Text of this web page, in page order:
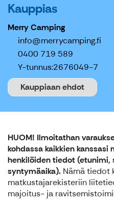
Kauppias
Merry Camping
info@merrycamping.fi
0400 719 589
Y-tunnus:2676049-7
Kauppiaan ehdot
HUOM! Ilmoitathan
kohdassa kaikkien kanssasi
henkilöiden tiedot (etunimi,
syntymäaika). Nämä tiedot
matkustajarekisteriin
majoitus- ja